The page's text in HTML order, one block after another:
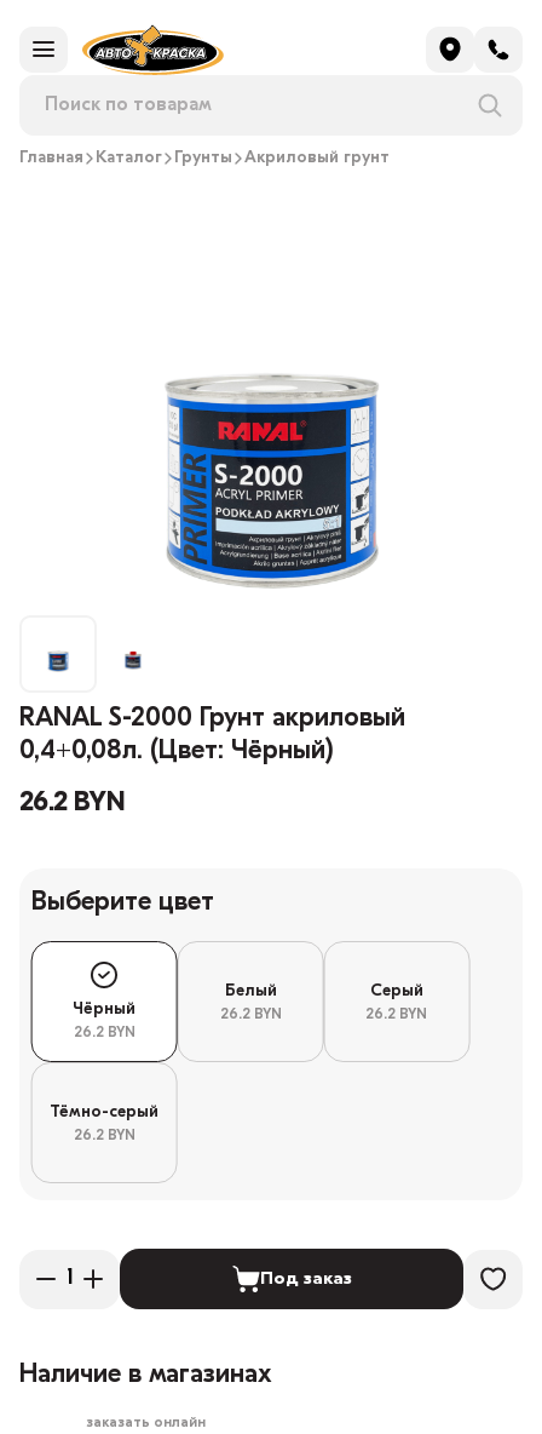
Главная Каталог Грунты Акриловый грунт
RANAL S-2000 Грунт акриловый
0,4+0,08л. (Цвет: Чёрный)
26.2 BYN
Выберите цвет
Чёрный
26.2 BYN
Белый
26.2 BYN
Серый
26.2 BYN
Тёмно-серый
26.2 BYN
Под заказ
Наличие в магазинах
заказать онлайн